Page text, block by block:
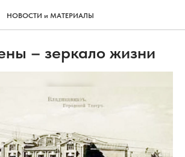
НОВОСТИ и МАТЕРИАЛЫ
– зеркало жизни